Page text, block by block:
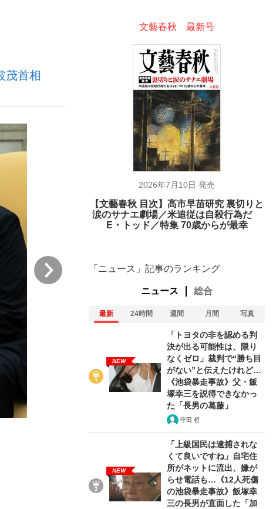
かった」侍ジャパン選手が証言した“NPB聞...
読む将棋
茂首相
2/3
文藝春秋 最新号
2026年7月10日 発売
【文藝春秋 目次】高市早苗研究 裏切りと
涙のサナエ劇場／米追従は自殺行為だ
E・トッド／特集 70歳からが最幸
「ニュース」記事のランキング
ニュース 総合
最新 24時間 週間 月間 写真
NEW
「トヨタの非を認める判
決が出る可能性は、限り
なくゼロ」裁判で“勝ち目
がない”と伝えたけれど…
《池袋暴走事故》父・飯
塚幸三を説得できなかっ
た「長男の葛藤」
守田 哲
NEW
「上級国民は逮捕されな
くて良いですね」自宅住
所がネットに流出、嫌が
らせ電話も…《12人死傷
の池袋暴走事故》飯塚幸
三の長男が直面した「加